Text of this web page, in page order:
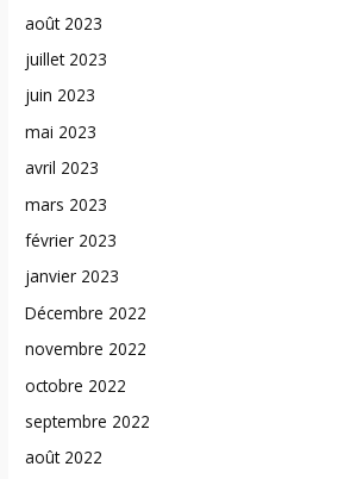
août 2023
juillet 2023
juin 2023
mai 2023
avril 2023
mars 2023
février 2023
janvier 2023
Décembre 2022
novembre 2022
octobre 2022
septembre 2022
août 2022